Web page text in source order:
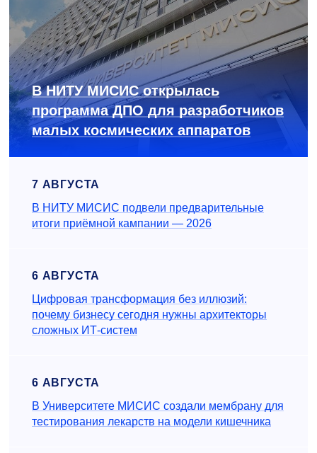
В НИТУ МИСИС открылась
программа ДПО для разработчиков
малых космических аппаратов
7 АВГУСТА
В НИТУ МИСИС подвели предварительные
итоги приёмной кампании — 2026
6 АВГУСТА
Цифровая трансформация без иллюзий:
почему бизнесу сегодня нужны архитекторы
сложных ИТ-систем
6 АВГУСТА
В Университете МИСИС создали мембрану для
тестирования лекарств на модели кишечника